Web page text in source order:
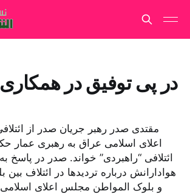
در پی توفیق در
مقتدی صدر رهبر جریان صدر از
اعلای اسلامی عراق به رهبری عمار
ائتلافی “راهبردی” خواند. صدر در پاسخ
هوادارانش درباره تردیدها در ائتلاف بین
و بلوک المواطن مجلس اعلای